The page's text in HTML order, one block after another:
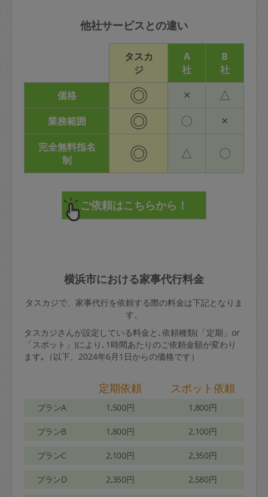
他社サービスとの違い
タスカ
ジ
A
社
B
社
価格
◎ × △
業務範囲 ◎ 〇 ×
完全無料指名
制
◎ △ 〇
横浜市における家事代行料金
タスカジで、家事代行を依頼する際の料金は下記となりま
す。
タスカジさんが設定している料金と､依頼種類(「定期」or
「スポット」)により､1時間あたりのご依頼金額が変わり
ます｡（以下、2024年6月1日からの価格です）
定期依頼 スポット依頼
プランA 1,500円 1,800円
プランB 1,800円 2,100円
プランC 2,100円 2,350円
プランD 2,350円 2,580円